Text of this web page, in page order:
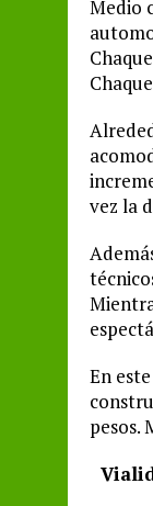
Medio
vez la
En
pesos.